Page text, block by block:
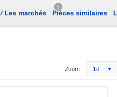
/Les marchés
0
Pièces similaires
Zoom : 1d